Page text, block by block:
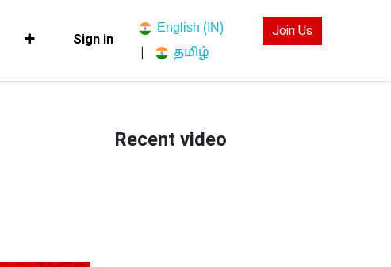
Sign in
English (IN)
தமிழ்
Join Us
Recent video